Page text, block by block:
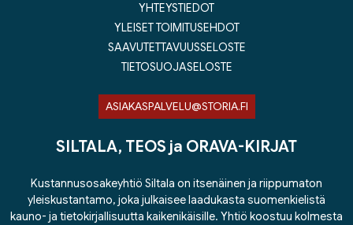
YHTEYSTIEDOT
YLEISET TOIMITUSEHDOT
SAAVUTETTAVUUSSELOSTE
TIETOSUOJASELOSTE
ASIAKASPALVELU@STORIA.FI
SILTALA, TEOS ja ORAVA-KIRJAT
Kustannusosakeyhtiö Siltala on itsenäinen ja riippumaton
yleiskustantamo, joka julkaisee laadukasta suomenkielistä
kauno- ja tietokirjallisuutta kaikenikäisille. Yhtiö koostuu kolmesta